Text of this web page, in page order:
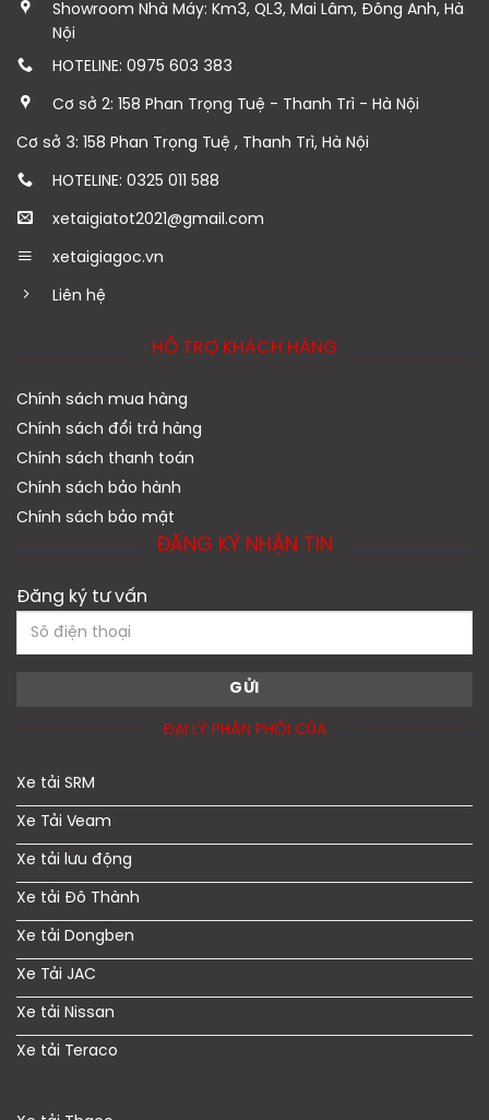
Showroom Nhà Máy: Km3, QL3, Mai Lâm, Đông Anh, Hà
Nội
HOTELINE: 0975 603 383
Cơ sở 2: 158 Phan Trọng Tuệ - Thanh Trì - Hà Nội
Cơ sở 3: 158 Phan Trọng Tuệ , Thanh Trì, Hà Nội
HOTELINE: 0325 011 588
xetaigiatot2021@gmail.com
xetaigiagoc.vn
Liên hệ
HỖ TRỢ KHÁCH HÀNG
Chính sách mua hàng
Chính sách đổi trả hàng
Chính sách thanh toán
Chính sách bảo hành
Chính sách bảo mật
ĐĂNG KÝ NHẬN TIN
Đăng ký tư vấn
ĐẠI LÝ PHÂN PHỐI CỦA
Xe tải SRM
Xe Tải Veam
Xe tải lưu động
Xe tải Đô Thành
Xe tải Dongben
Xe Tải JAC
Xe tải Nissan
Xe tải Teraco